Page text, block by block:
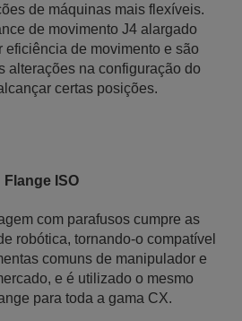
de máquinas mais flexíveis.
de movimento J4 alargado
eficiência de movimento e são
alterações na configuração do
certas posições.
Flange ISO
com parafusos cumpre as
robótica, tornando-o compatível
comuns de manipulador e
e é utilizado o mesmo
para toda a gama CX.